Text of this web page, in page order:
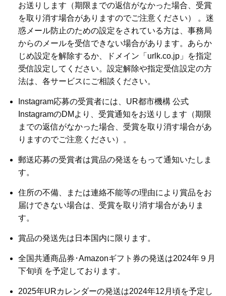
お送りします（期限までの返信がなかった場合、受賞
を取り消す場合がありますのでご注意ください） 。迷
惑メール防止のための設定をされている方は、事務局
からのメールを受信できない場合があります。あらか
じめ設定を解除するか、ドメイン「urlk.co.jp」を指定
受信設定してください。設定解除や指定受信設定の方
法は、各サービスにご相談ください。
Instagram応募の受賞者には、UR都市機構 公式
InstagramのDMより、受賞通知をお送りします（期限
までの返信がなかった場合、受賞を取り消す場合があ
りますのでご注意ください）。
郵送応募の受賞者は賞品の発送をもって通知いたしま
す。
住所の不備、または連絡不能等の理由により賞品をお
届けできない場合は、受賞を取り消す場合がありま
す。
賞品の発送先は日本国内に限ります。
全国共通商品券･Amazonギフト券の発送は2024年９月
下旬頃 を予定しております。
2025年URカレンダーの発送は2024年12月頃を予定し